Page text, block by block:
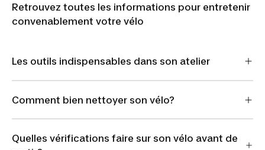
Retrouvez toutes les informations pour entretenir
convenablement votre vélo
Les outils indispensables dans son atelier
Comment bien nettoyer son vélo?
Quelles vérifications faire sur son vélo avant de